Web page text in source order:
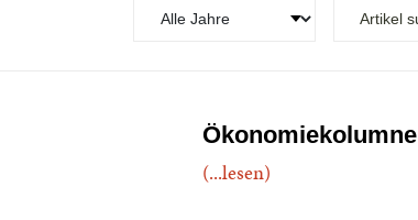
Ökonomiekolumne
(...lesen)